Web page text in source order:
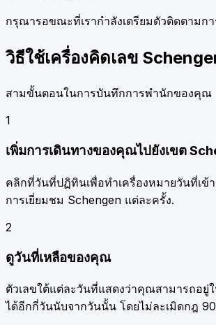
กรุณารอขณะที่เรากำลังเตรียมตัวติดตามกา
วิธีใช้เครื่องคิดเลข
สามขั้นตอนในการบันทึกการพำนักของคุณ
1
เพิ่มการเดินทางของคุณไปยังเขต
คลิกที่วันที่ปฏิทินเพื่อทำเครื่องหมายวันที่เข้
การเยี่ยมชม Schengen แต่ละครั้ง.
2
ดูวันที่เหลือของคุณ
ตัวเลขใต้แต่ละวันที่แสดงว่าคุณสามารถอยู่
ได้อีกกี่วันนับจากวันนั้น โดยไม่ละเมิดกฎ